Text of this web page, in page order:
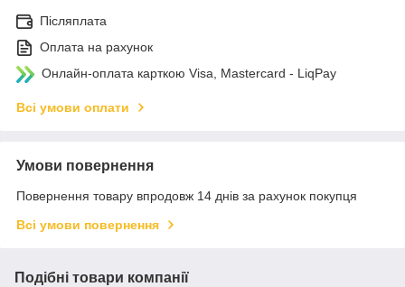
Післяплата
Оплата на рахунок
Онлайн-оплата карткою Visa, Mastercard - LiqPay
Всі умови оплати
Умови повернення
Повернення товару впродовж 14 днів за рахунок покупця
Всі умови повернення
Подібні товари компанії